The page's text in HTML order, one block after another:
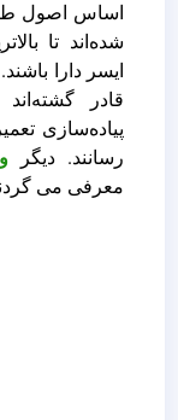
اساس اصول
شده‌اند تا
ایسر دارا
قادر
پیاده‌سازی
رسانند. دیگر
معرفی می